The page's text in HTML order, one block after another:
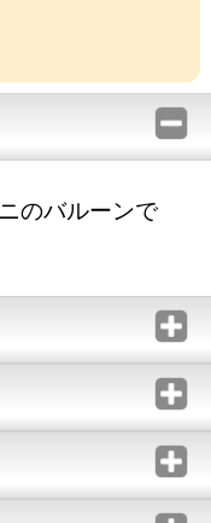
のバルーンで